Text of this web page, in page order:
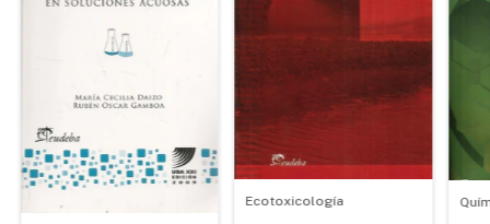
Ecotoxicología